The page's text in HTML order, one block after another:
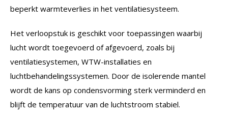
beperkt warmteverlies in het ventilatiesysteem.
Het verloopstuk is geschikt voor toepassingen waarbij
lucht wordt toegevoerd of afgevoerd, zoals bij
ventilatiesystemen, WTW-installaties en
luchtbehandelingssystemen. Door de isolerende mantel
wordt de kans op condensvorming sterk verminderd en
blijft de temperatuur van de luchtstroom stabiel.